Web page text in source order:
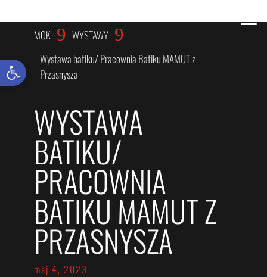
MOK 9 WYSTAWY 9
Wystawa batiku/ Pracownia Batiku MAMUT z
Przasnysza
WYSTAWA
BATIKU/
PRACOWNIA
BATIKU MAMUT Z
PRZASNYSZA
maj 4, 2023
Otwórz pasek narzędzi